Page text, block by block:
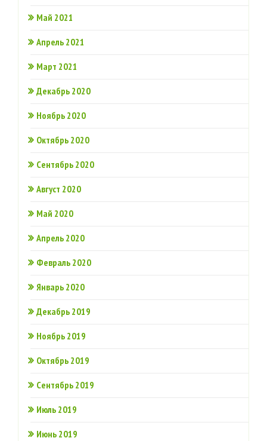
Май 2021
Апрель 2021
Март 2021
Декабрь 2020
Ноябрь 2020
Октябрь 2020
Сентябрь 2020
Август 2020
Май 2020
Апрель 2020
Февраль 2020
Январь 2020
Декабрь 2019
Ноябрь 2019
Октябрь 2019
Сентябрь 2019
Июль 2019
Июнь 2019